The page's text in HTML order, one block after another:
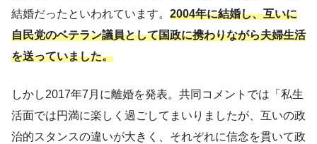
結婚だったといわれています。 2004年に結婚し、互いに
自民党のベテラン議員として国政に携わりながら夫婦生活
を送っていました。
しかし2017年7月に離婚を発表。共同コメントでは「私生
活面では円満に楽しく過ごしてまいりましたが、互いの政
治的スタンスの違いが大きく、それぞれに信念を貫いて政